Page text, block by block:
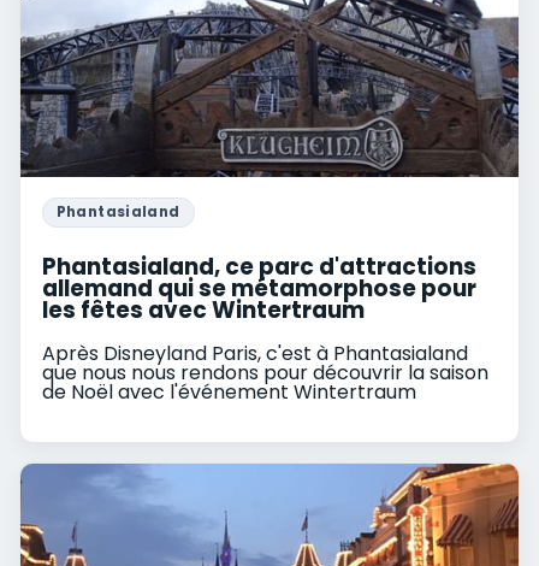
Phantasialand
Phantasialand, ce parc d'attractions
allemand qui se métamorphose pour
les fêtes avec Wintertraum
Après Disneyland Paris, c'est à Phantasialand
que nous nous rendons pour découvrir la saison
de Noël avec l'événement Wintertraum